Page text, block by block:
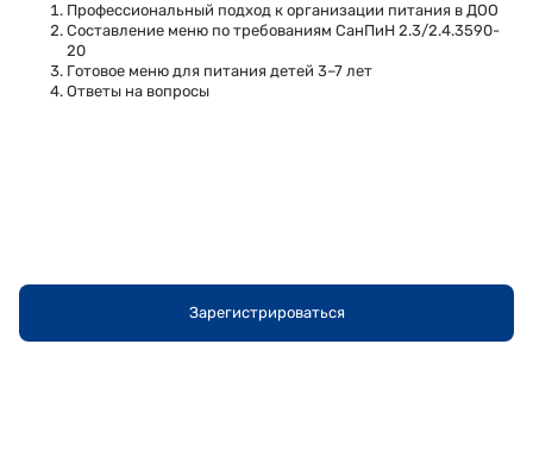
Профессиональный подход к организации питания в ДОО
Составление меню по требованиям СанПиН 2.3/2.4.3590-
20
Готовое меню для питания детей 3–7 лет
Ответы на вопросы
Зарегистрироваться